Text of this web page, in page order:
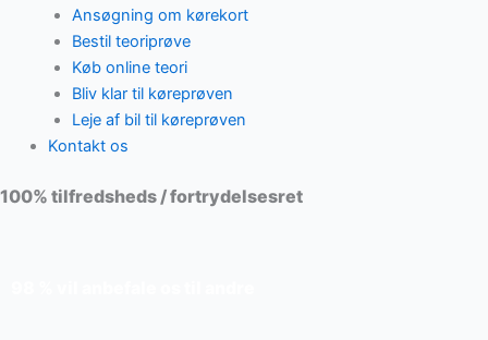
Ansøgning om kørekort
Bestil teoriprøve
Køb online teori
Bliv klar til køreprøven
Leje af bil til køreprøven
Kontakt os
100% tilfredsheds / fortrydelsesret